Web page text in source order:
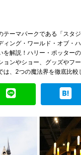
テーマパークである「スタ
ィング・ワールド・オブ・
を解説！ハリー・ポッター
ョンやショー、グッズやフ
は、2つの魔法界を徹底比較